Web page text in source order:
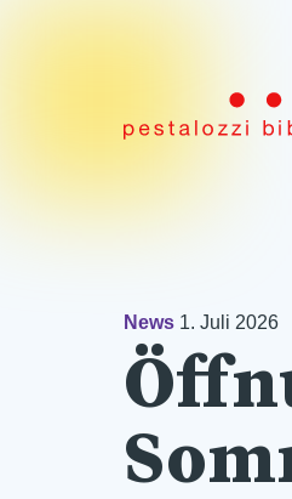
News 1. Juli 2026